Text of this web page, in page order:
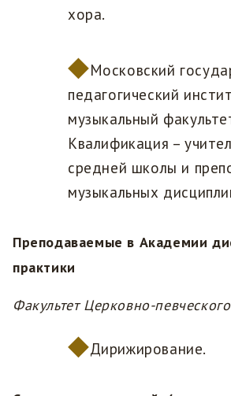
хора.
Московский
педагогический
музыкальный
Квалификация –
средней школы и
музыкальных
Преподаваемые в Академии
практики
Факультет Церковно-
Дирижирование.